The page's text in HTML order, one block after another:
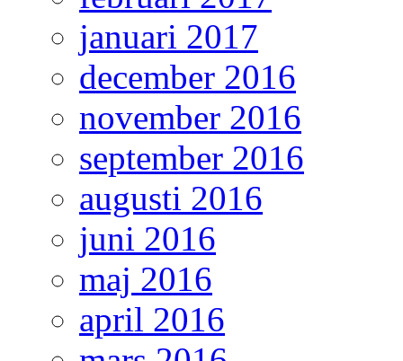
januari 2017
december 2016
november 2016
september 2016
augusti 2016
juni 2016
maj 2016
april 2016